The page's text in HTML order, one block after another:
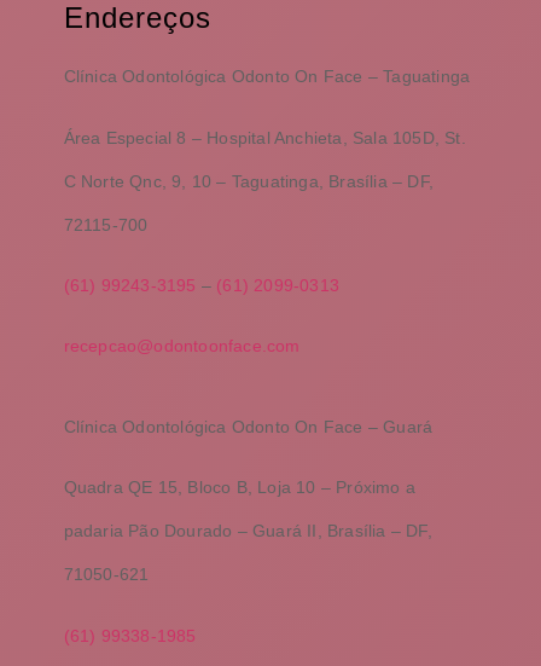
Endereços
Clínica Odontológica Odonto On Face – Taguatinga
Área Especial 8 – Hospital Anchieta, Sala 105D, St.
C Norte Qnc, 9, 10 – Taguatinga, Brasília – DF,
72115-700
(61) 99243-3195 – (61) 2099-0313
recepcao@odontoonface.com
Clínica Odontológica Odonto On Face – Guará
Quadra QE 15, Bloco B, Loja 10 – Próximo a
padaria Pão Dourado – Guará II, Brasília – DF,
71050-621
(61) 99338-1985